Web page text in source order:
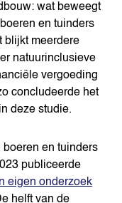
wat beweegt
en tuinders
blijkt meerdere
natuurinclusieve
vergoeding
concludeerde het
deze studie.
boeren en tuinders
publiceerde
eigen onderzoek
helft van de